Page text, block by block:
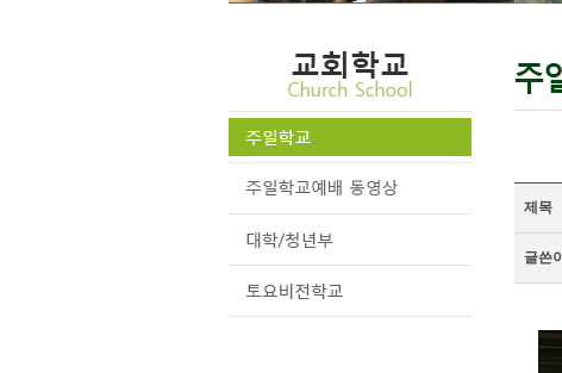
제목
글쓴이